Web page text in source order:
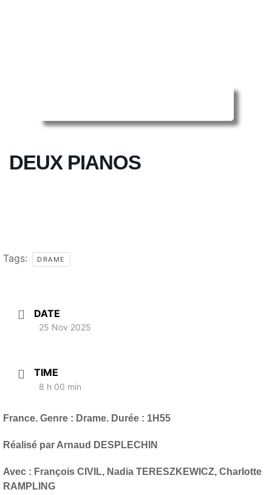
DEUX PIANOS
Tags: DRAME
DATE
25 Nov 2025
TIME
8 h 00 min
France. Genre : Drame. Durée : 1H55
Réalisé par Arnaud DESPLECHIN
Avec : François CIVIL, Nadia TERESZKEWICZ, Charlotte
RAMPLING